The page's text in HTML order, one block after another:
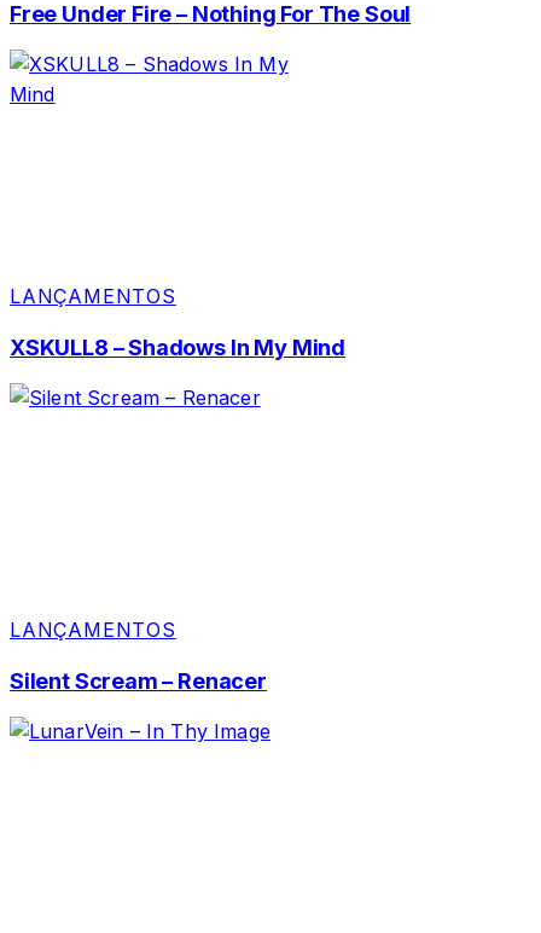
Free Under Fire – Nothing For The Soul
LANÇAMENTOS
XSKULL8 – Shadows In My Mind
LANÇAMENTOS
Silent Scream – Renacer